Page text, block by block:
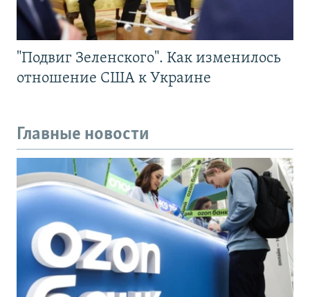
"Подвиг Зеленского". Как изменилось
отношение США к Украине
Главные новости